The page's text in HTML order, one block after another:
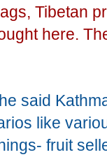
Tibetan
here.
said
like
fruit